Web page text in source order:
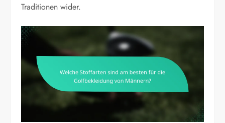
Traditionen wider.